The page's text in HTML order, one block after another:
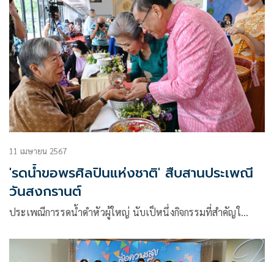
11 เมษายน 2567
'รดน้ำขอพรศิลปินแห่งชาติ' สืบสานประเพณี
วันสงกรานต์
ประเพณีการรดน้ำดำหัวผู้ใหญ่ นับเป็หนึ่งกิจกรรมที่สำคัญใ…